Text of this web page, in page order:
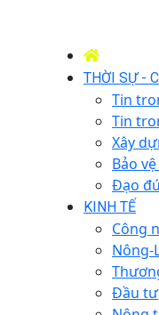
THỜI SỰ -
Tin
Tin
Xây
Bảo
Đạo
KINH TẾ
Công
Nông-
Đầu tư